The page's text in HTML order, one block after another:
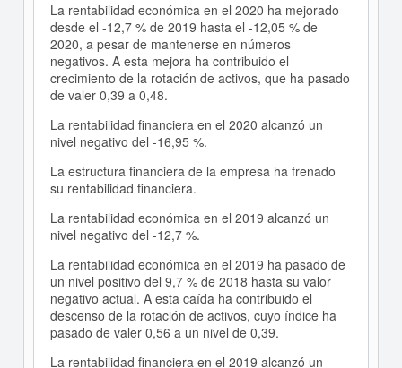
La rentabilidad económica en el 2020 ha mejorado
desde el -12,7 % de 2019 hasta el -12,05 % de
2020, a pesar de mantenerse en números
negativos. A esta mejora ha contribuido el
crecimiento de la rotación de activos, que ha pasado
de valer 0,39 a 0,48.
La rentabilidad financiera en el 2020 alcanzó un
nivel negativo del -16,95 %.
La estructura financiera de la empresa ha frenado
su rentabilidad financiera.
La rentabilidad económica en el 2019 alcanzó un
nivel negativo del -12,7 %.
La rentabilidad económica en el 2019 ha pasado de
un nivel positivo del 9,7 % de 2018 hasta su valor
negativo actual. A esta caída ha contribuido el
descenso de la rotación de activos, cuyo índice ha
pasado de valer 0,56 a un nivel de 0,39.
La rentabilidad financiera en el 2019 alcanzó un